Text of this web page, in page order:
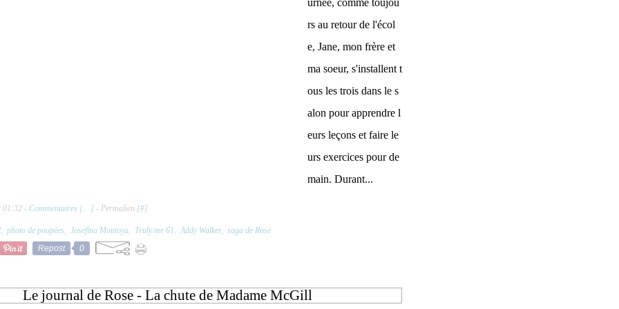
urnée, comme toujou
rs au retour de l'écol
e, Jane, mon frère et
ma soeur, s'installent t
ous les trois dans le s
alon pour apprendre l
eurs leçons et faire le
urs exercices pour de
main. Durant...
01:32 - Commentaires [… ] - Permalien [#]
, photo de poupées, Josefina Montoya, Truly me 61, Addy Walker, saga de Rose
Repost
0
Le journal de Rose - La chute de Madame McGill